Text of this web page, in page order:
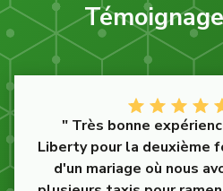
" Très bonne
Liberty pour la deuxième
d'un mariage où nous